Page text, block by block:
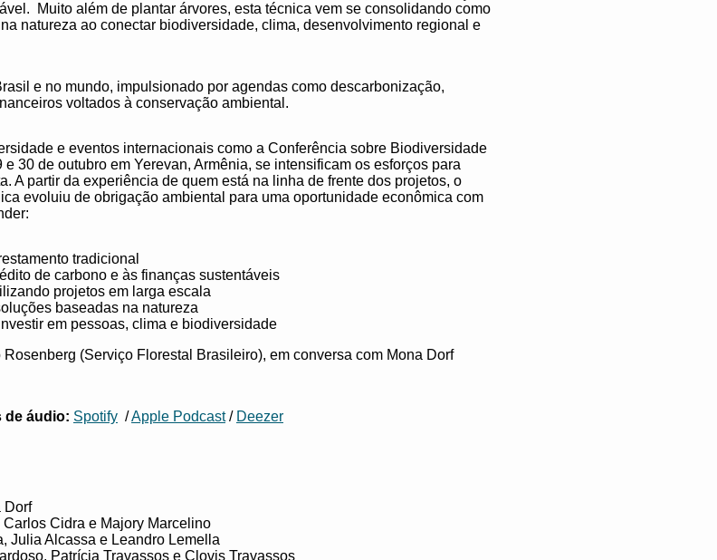
Muito além de plantar árvores, esta técnica vem se consolidando como
natureza ao conectar biodiversidade, clima, desenvolvimento regional e
e no mundo, impulsionado por agendas como descarbonização,
voltados à conservação ambiental.​
e eventos internacionais como a Conferência sobre Biodiversidade
30 de outubro em Yerevan, Armênia, se intensificam os esforços para
A partir da experiência de quem está na linha de frente dos projetos, o
evoluiu de obrigação ambiental para uma oportunidade econômica com
tradicional​
de carbono e às finanças sustentáveis​
projetos em larga escala​
baseadas na natureza​
em pessoas, clima e biodiversidade​
(Serviço Florestal Brasileiro), em conversa com Mona Dorf
de áudio: Spotify /Apple Podcast/ Deezer
Cidra e Majory Marcelino
Julia Alcassa e Leandro Lemella
Patrícia Travassos e Clovis Travassos​